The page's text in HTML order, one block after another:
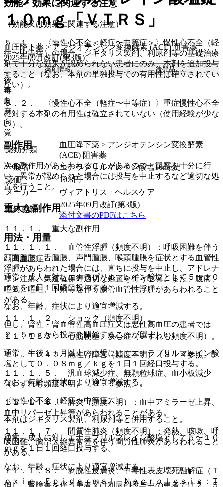
効能・効果に関連する注意
（効能又は効果に関連する注意）
５．１． 〈慢性心不全＜軽症〜中等症＞〉慢性心不全（軽
症〜中等症）の場合、ジギタリス製剤、利尿剤等の基礎治療
剤で十分な効果が認められない患者にのみ、本剤を追加投与
すること（なお、本剤の単独投与での有用性は確立されてい
ない）。
５．２． 〈慢性心不全（軽症〜中等症）〉重症慢性心不全
に対する本剤の有用性は確立されていない（使用経験が少な
い）。
副作用
次の副作用があらわれることがあるので、観察を十分に行
い、異常が認められた場合には投与を中止するなど適切な処
置を行うこと。
重大な副作用
１１．１． 重大な副作用
１１．１．１． 血管性浮腫（頻度不明）：呼吸困難を伴う
顔面腫脹、舌腫脹、声門腫脹、喉頭腫脹を症状とする血管性
浮腫があらわれた場合には、直ちに投与を中止し、アドレナ
リン注射、気道確保等適切な処置を行うこと。また、腹痛、
嘔気、嘔吐、下痢等を伴う腸管血管性浮腫があらわれること
がある。
１１．１．２． ショック（頻度不明）。
１１．１．３． 心筋梗塞、狭心症（いずれも頻度不明）。
１１．１．４． 急性腎障害（頻度不明）〔８．４参照〕。
１１．１．５． 汎血球減少症、無顆粒球症、血小板減少
（いずれも頻度不明）〔８．５参照〕。
１１．１．６． 膵炎（頻度不明）：血中アミラーゼ上昇、
血中リパーゼ上昇等があらわれることがある。
１１．１．７． 間質性肺炎（頻度不明）：発熱、咳嗽、呼
吸困難、胸部Ｘ線異常等を伴う間質性肺炎があらわれること
がある。
１１．１．８． 剥脱性皮膚炎、中毒性表皮壊死融解症（Ｔ
ｏｘｉｃ Ｅｐｉｄｅｒｍａｌ Ｎｅｃｒｏｌｙｓｉｓ：Ｔ
１０ｍｇ「ＶＴＲＳ」
血圧降下薬 > アンジオテンシン変換酵素 (ACE) 阻害薬
2025年09月改訂(第3版)
薬剤情報 後発品
後
毒
劇
麻
向
覚
薬効分類
血圧降下薬 > アンジオテンシン変換酵素
(ACE) 阻害薬
一般名
エナラプリルマレイン酸塩10mg錠
薬価
10.8円
メーカー
ヴィアトリス・ヘルスケア
最終更新
2025年09月改訂(第3版)
添付文書のPDFはこちら
用法・用量
〈高血圧症〉
通常、成人に対しエナラプリルマレイン酸塩として５〜１０
ｍｇを１日１回経口投与する。
なお、年齢、症状により適宜増減する。
但し、腎性・腎血管性高血圧症又は悪性高血圧の患者では
２．５ｍｇから投与を開始することが望ましい。
通常、生後１ヵ月以上の小児には、エナラプリルマレイン酸
塩として０．０８ｍｇ／ｋｇを１日１回経口投与する。
なお、年齢、症状により適宜増減する。
〈慢性心不全（軽症〜中等症）〉
本剤はジギタリス製剤、利尿剤等と併用すること。
通常、成人に対しエナラプリルマレイン酸塩として５〜１０
ｍｇを１日１回経口投与する。
なお、年齢、症状により適宜増減する。
但し、腎障害を伴う患者又は利尿剤投与中の患者では２．５